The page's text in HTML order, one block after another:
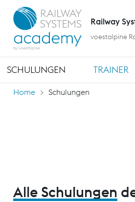
SCHULUNGEN TRAINER
Railway
voestalpine
Home Schulungen
Alle Schulungen